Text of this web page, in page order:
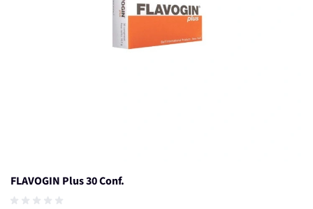
FLAVOGIN Plus 30 Conf.